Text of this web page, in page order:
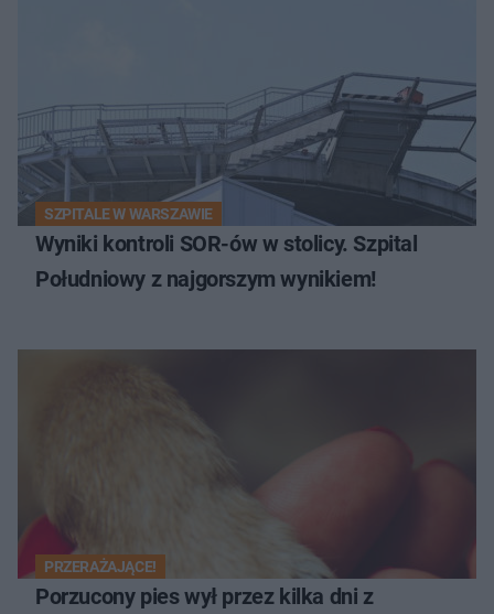
SZPITALE W WARSZAWIE
Wyniki kontroli SOR-ów w stolicy. Szpital
Południowy z najgorszym wynikiem!
PRZERAŻAJĄCE!
Porzucony pies wył przez kilka dni z